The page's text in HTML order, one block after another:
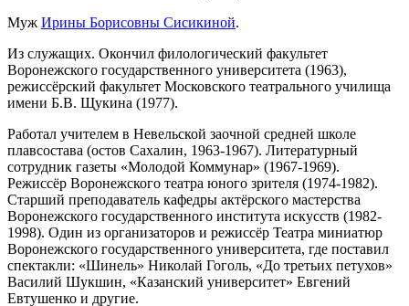
Муж Ирины Борисовны Сисикиной.
Из служащих. Окончил филологический факультет
Воронежского государственного университета (1963),
режиссёрский факультет Московского театрального училища
имени Б.В. Щукина (1977).
Работал учителем в Невельской заочной средней школе
плавсостава (остов Сахалин, 1963-1967). Литературный
сотрудник газеты «Молодой Коммунар» (1967-1969).
Режиссёр Воронежского театра юного зрителя (1974-1982).
Старший преподаватель кафедры актёрского мастерства
Воронежского государственного института искусств (1982-
1998). Один из организаторов и режиссёр Театра миниатюр
Воронежского государственного университета, где поставил
спектакли: «Шинель» Николай Гоголь, «До третьих петухов»
Василий Шукшин, «Казанский университет» Евгений
Евтушенко и другие.